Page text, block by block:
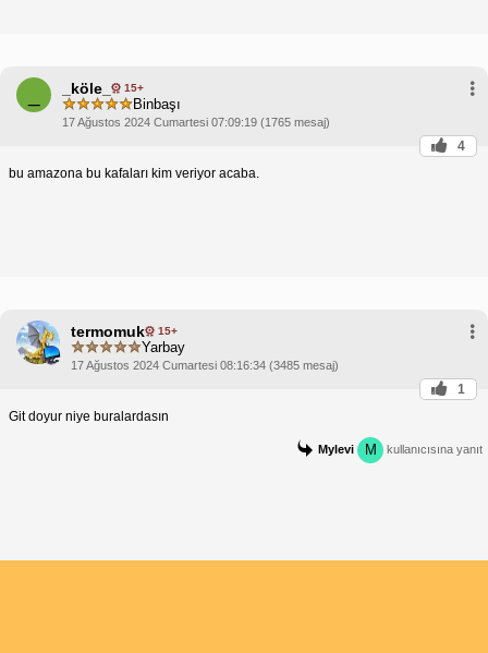
_köle_ 15+
Binbaşı
17 Ağustos 2024 Cumartesi 07:09:19 (1765 mesaj)
4
bu amazona bu kafaları kim veriyor acaba.
termomuk 15+
Yarbay
17 Ağustos 2024 Cumartesi 08:16:34 (3485 mesaj)
1
Git doyur niye buralardasın
Mylevi M kullanıcısına yanıt